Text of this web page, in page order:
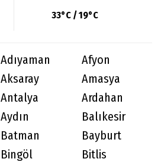
33°C / 19°C
Adıyaman
Afyon
Aksaray
Amasya
Antalya
Ardahan
Aydın
Balıkesir
Batman
Bayburt
Bingöl
Bitlis